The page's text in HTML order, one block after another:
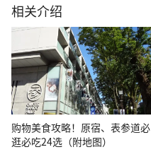
相关介绍
购物美食攻略！原宿、表参道必
逛必吃24选（附地图）